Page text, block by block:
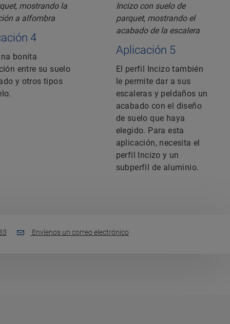
4
bonita
entre su suelo
y otros tipos
Aplicación 5
El perfil Incizo también
le permite dar a sus
escaleras y peldaños un
acabado con el diseño
de suelo que haya
elegido. Para esta
aplicación, necesita el
perfil Incizo y un
subperfil de aluminio.
Envíenos un correo electrónico